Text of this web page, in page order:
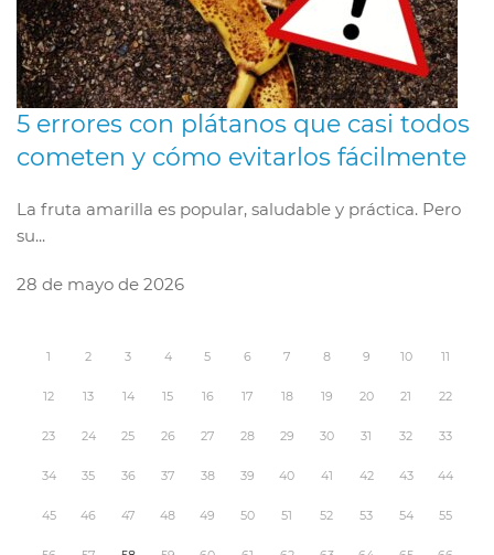
5 errores con plátanos que casi todos
cometen y cómo evitarlos fácilmente
La fruta amarilla es popular, saludable y práctica. Pero
su...
28 de mayo de 2026
1 2 3 4 5 6 7 8 9 10 11
12 13 14 15 16 17 18 19 20 21 22
23 24 25 26 27 28 29 30 31 32 33
34 35 36 37 38 39 40 41 42 43 44
45 46 47 48 49 50 51 52 53 54 55